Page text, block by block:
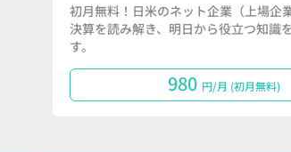
初月無料！日米のネット企業（上場企
決算を読み解き、明日から役立つ知識
す。
980 円/月 (初月無料)